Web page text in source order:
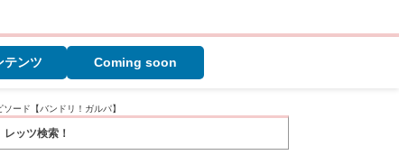
テンツ Coming soon
ード【バンドリ！ガルパ】
レッツ検索！